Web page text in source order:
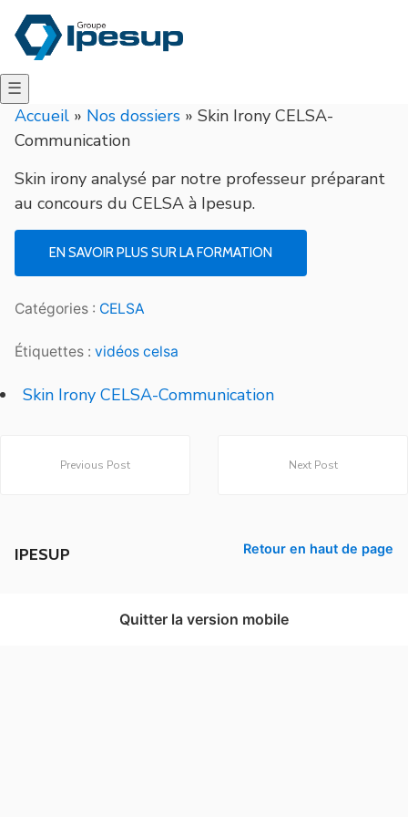
☰
Accueil » Nos dossiers » Skin Irony CELSA-
Communication
Skin irony analysé par notre professeur préparant
au concours du CELSA à Ipesup.
EN SAVOIR PLUS SUR LA FORMATION
Catégories : CELSA
Étiquettes : vidéos celsa
Skin Irony CELSA-Communication
Previous Post Next Post
IPESUP Retour en haut de page
Quitter la version mobile